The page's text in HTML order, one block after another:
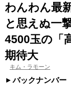
わんわん最
と思えぬ一
4500玉の「
期待大
キム・ラモーン
バックナンバー